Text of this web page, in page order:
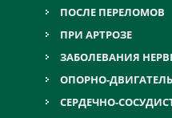
ПОСЛЕ ПЕРЕЛОМОВ
ПРИ АРТРОЗЕ
ЗАБОЛЕВАНИЯ
ОПОРНО-
СЕРДЕЧНО-